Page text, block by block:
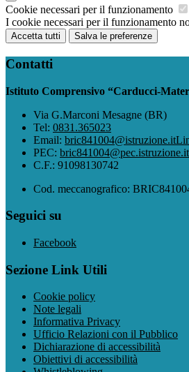
Cookie necessari per il funzionamento
I cookie necessari per il funzionamento
Accetta tutti Salva le preferenze
Contatti
Istituto Comprensivo “Carducci-
Via G.Marconi Mesagne (BR)
Tel: 0831.365023
Email: bric841004@istruzione.it
PEC: bric841004@pec.istruzione.it
C.F.: 91098130742
Cod. meccanografico:
Seguici su
Facebook
Sezione Link Utili
Cookie policy
Note legali
Informativa Privacy
Ufficio Relazioni con il Pubblico
Dichiarazione di accessibilità
Obiettivi di accessibilità